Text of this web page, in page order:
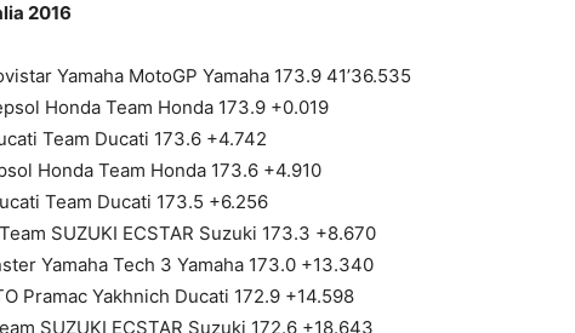
2016
Yamaha MotoGP Yamaha 173.9 41’36.535
Honda Team Honda 173.9 +0.019
Team Ducati 173.6 +4.742
Honda Team Honda 173.6 +4.910
Team Ducati 173.5 +6.256
SUZUKI ECSTAR Suzuki 173.3 +8.670
Yamaha Tech 3 Yamaha 173.0 +13.340
Pramac Yakhnich Ducati 172.9 +14.598
SUZUKI ECSTAR Suzuki 172.6 +18.643